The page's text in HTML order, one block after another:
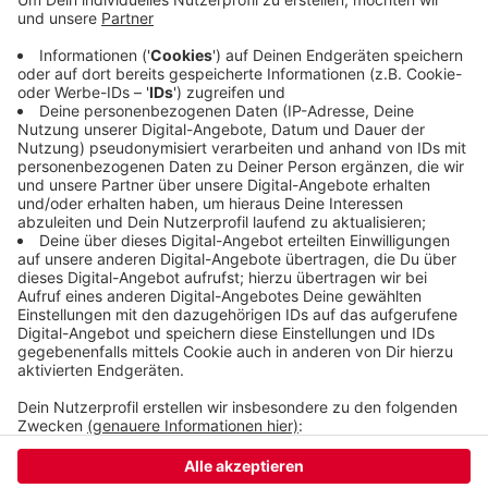
Islam und Christentum austauschen. Und dafür
schlägt er das geplante Pina-Busch-Zentrum am
Schauspielhaus vor. Denn die berühmte
Choreografin habe für Integration durch Kunst und
Kultur gestanden.
Veröffentlicht:Dienstag, 25.05.2021 11:56
Anzeige